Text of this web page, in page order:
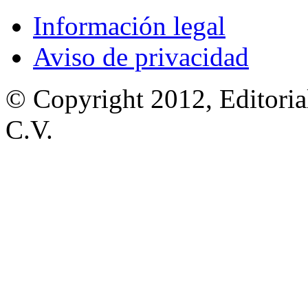
Información legal
Aviso de privacidad
© Copyright 2012,
C.V.